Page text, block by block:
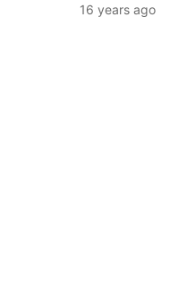
16 years ago